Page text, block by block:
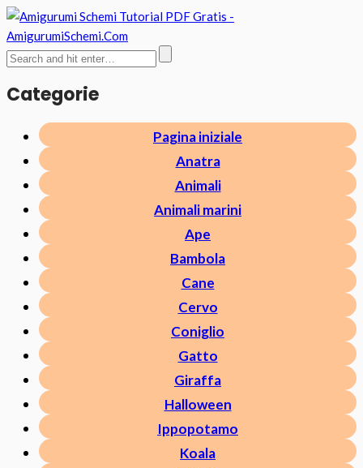
Categorie
Pagina iniziale
Anatra
Animali
Animali marini
Ape
Bambola
Cane
Cervo
Coniglio
Gatto
Giraffa
Halloween
Ippopotamo
Koala